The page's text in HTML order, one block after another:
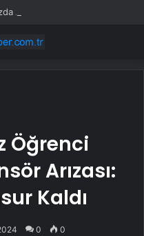
Öğrenci
Arızası:
Kaldı
0 0